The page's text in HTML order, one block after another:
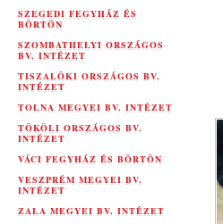
SZEGEDI FEGYHÁZ ÉS
BÖRTÖN
SZOMBATHELYI ORSZÁGOS
BV. INTÉZET
TISZALÖKI ORSZÁGOS BV.
INTÉZET
TOLNA MEGYEI BV. INTÉZET
TÖKÖLI ORSZÁGOS BV.
INTÉZET
VÁCI FEGYHÁZ ÉS BÖRTÖN
VESZPRÉM MEGYEI BV.
INTÉZET
ZALA MEGYEI BV. INTÉZET